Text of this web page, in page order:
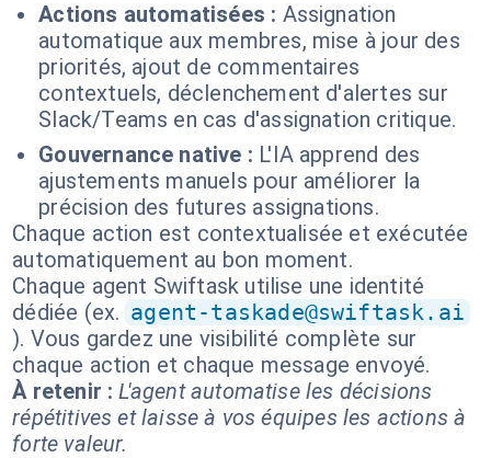
Actions automatisées : Assignation
automatique aux membres, mise à jour des
priorités, ajout de commentaires
contextuels, déclenchement d'alertes sur
Slack/Teams en cas d'assignation critique.
Gouvernance native : L'IA apprend des
ajustements manuels pour améliorer la
précision des futures assignations.
Chaque action est contextualisée et exécutée
automatiquement au bon moment.
Chaque agent Swiftask utilise une identité
dédiée (ex. agent-taskade@swiftask.ai
). Vous gardez une visibilité complète sur
chaque action et chaque message envoyé.
À retenir : L'agent automatise les décisions
répétitives et laisse à vos équipes les actions à
forte valeur.